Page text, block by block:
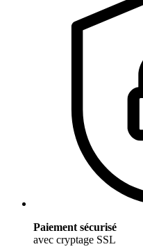
Paiement sécurisé
avec cryptage SSL